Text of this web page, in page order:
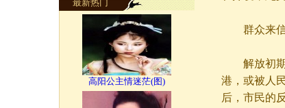
最新热门
高阳公主情迷茫(图)
群众来信
解放初期
港，或被人
后，市民的